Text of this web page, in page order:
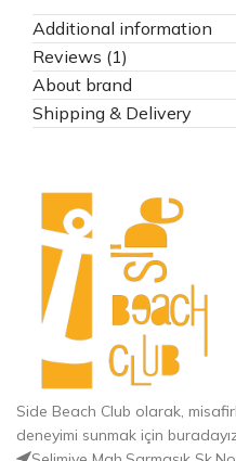
Additional information
Reviews (1)
About brand
Shipping & Delivery
Side Beach Club olarak,
deneyimi sunmak için